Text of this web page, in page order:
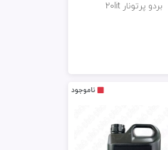
بردو پرتونار 20lit
ناموجود